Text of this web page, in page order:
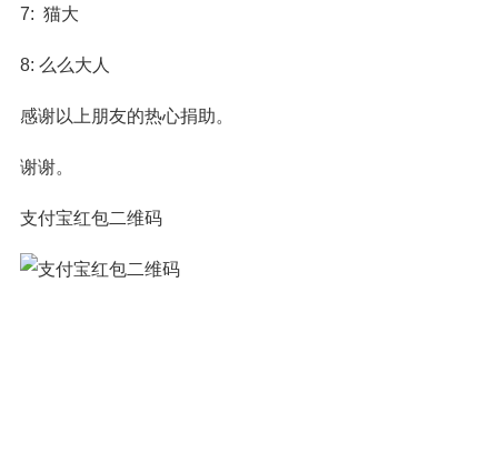
7: 猫大
8: 么么大人
感谢以上朋友的热心捐助。
谢谢。
支付宝红包二维码